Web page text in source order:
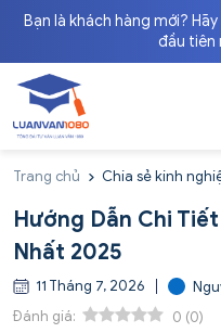
Bạn là khách hàng mới?
đầu tiên
Trang chủ Chia sẻ kinh
Hướng Dẫn Chi
Nhất 2025
11 Tháng 7, 2026
Đánh giá:
0 (0)